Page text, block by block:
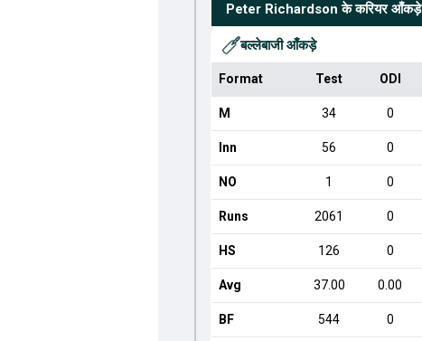
Peter Richardson के करियर आँकड़े
बल्लेबाजी आँकड़े
Format Test ODI
M 34 0
Inn 56 0
NO 1 0
Runs 2061 0
HS 126 0
Avg 37.00 0.00
BF 544 0